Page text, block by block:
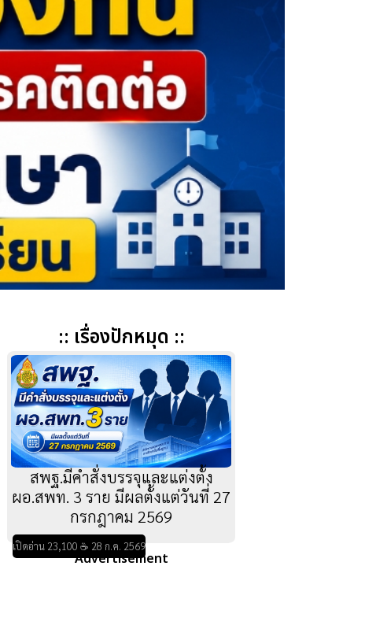
:: เรื่องปักหมุด ::
สพฐ.มีคำสั่งบรรจุและแต่งตั้ง
ผอ.สพท. 3 ราย มีผลตั้งแต่วันที่ 27
กรกฎาคม 2569
เปิดอ่าน 23,100 ☕ 28 ก.ค. 2569
Advertisement